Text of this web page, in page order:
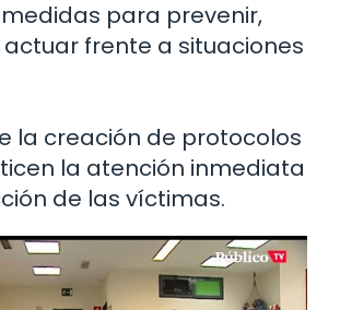
para prevenir,
frente a situaciones
la creación de protocolos
la atención inmediata
de las víctimas.